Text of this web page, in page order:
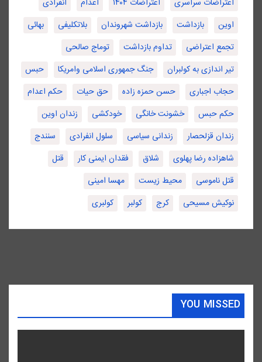
اوین
بازداشت بازداشت شهروندان بلاتکلیفی
بهائی
تجمع اعتراضی
تداوم بازداشت
توماج صالحی
تیر اندازی به کولبران
جنگ جمهوری اسلامی وامریکا
حبس
حجاب اجباری
حسن حمزه زاده حق حیات
حکم اعدام
حکم حبس
خشونت خانگی خودکشی
زندان اوین
زندان قزلحصار
زندانی سیاسی سلول انفرادی
سنندج
شاهزاده رضا پهلوی
شلاق فقدان ایمنی کار
قتل
قتل ناموسی
محیط زیست
مهسا امینی
نوکیش مسیحی
کرج کولبر کولبری
YOU MISSED